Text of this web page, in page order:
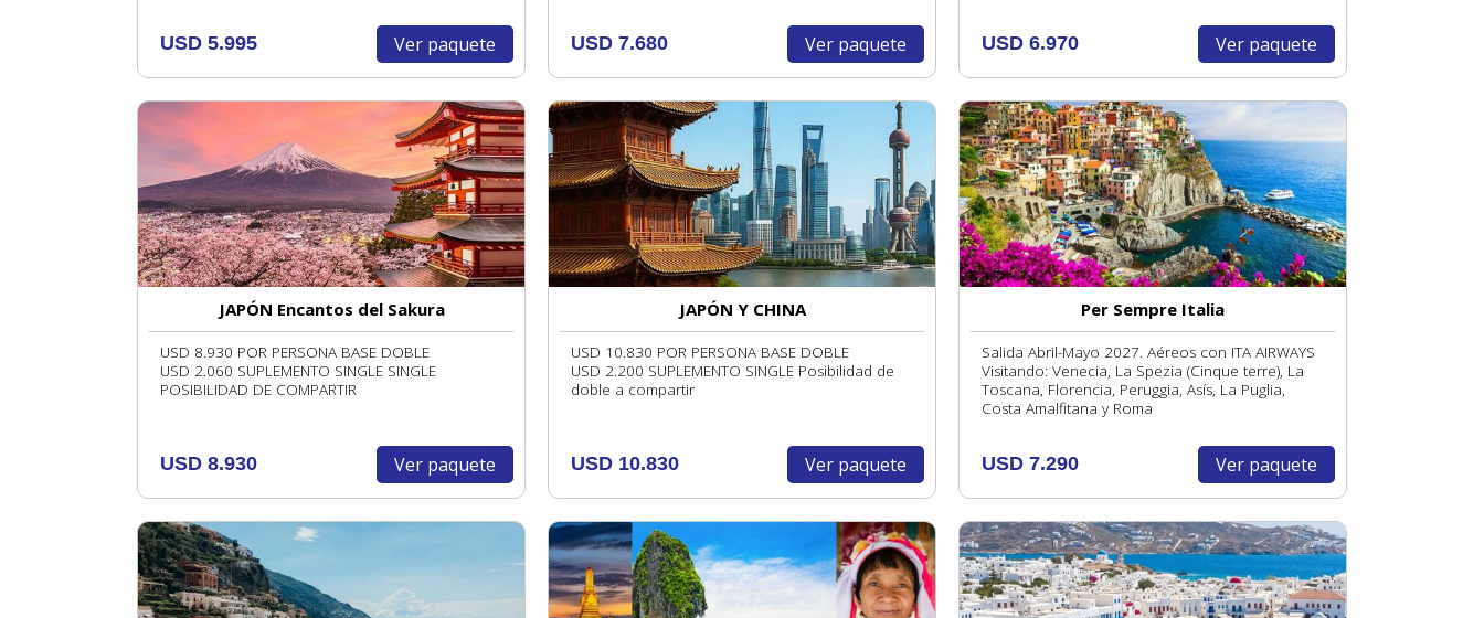
USD 5.995 Ver paquete USD 7.680 Ver paquete USD 6.970 Ver paquete
JAPÓN Encantos del Sakura
USD 8.930 POR PERSONA BASE DOBLE
USD 2.060 SUPLEMENTO SINGLE SINGLE
POSIBILIDAD DE COMPARTIR
USD 8.930 Ver paquete
JAPÓN Y CHINA
USD 10.830 POR PERSONA BASE DOBLE
USD 2.200 SUPLEMENTO SINGLE Posibilidad de
doble a compartir
USD 10.830 Ver paquete
Per Sempre Italia
Salida Abril-Mayo 2027. Aéreos con ITA AIRWAYS
Visitando: Venecia, La Spezia (Cinque terre), La
Toscana, Florencia, Peruggia, Asís, La Puglia,
Costa Amalfitana y Roma
USD 7.290 Ver paquete